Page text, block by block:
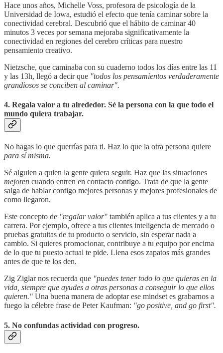
Hace unos años, Michelle Voss, profesora de psicología de la
Universidad de Iowa, estudió el efecto que tenía caminar sobre la
conectividad cerebral. Descubrió que el hábito de caminar 40
minutos 3 veces por semana mejoraba significativamente la
conectividad en regiones del cerebro críticas para nuestro
pensamiento creativo.
Nietzsche, que caminaba con su cuaderno todos los días entre las 11
y las 13h, llegó a decir que "todos los pensamientos verdaderamente
grandiosos se conciben al caminar".
4. Regala valor a tu alrededor. Sé la persona con la que todo el
mundo quiera trabajar.
No hagas lo que querrías para ti. Haz lo que la otra persona quiere
para sí misma.
Sé alguien a quien la gente quiera seguir. Haz que las situaciones
mejoren cuando entren en contacto contigo. Trata de que la gente
salga de hablar contigo mejores personas y mejores profesionales de
como llegaron.
Este concepto de "regalar valor" también aplica a tus clientes y a tu
carrera. Por ejemplo, ofrece a tus clientes inteligencia de mercado o
pruebas gratuitas de tu producto o servicio, sin esperar nada a
cambio. Si quieres promocionar, contribuye a tu equipo por encima
de lo que tu puesto actual te pide. Llena esos zapatos más grandes
antes de que te los den.
Zig Ziglar nos recuerda que "puedes tener todo lo que quieras en la
vida, siempre que ayudes a otras personas a conseguir lo que ellos
quieren." Una buena manera de adoptar ese mindset es grabarnos a
fuego la célebre frase de Peter Kaufman: "go positive, and go first".
5. No confundas actividad con progreso.